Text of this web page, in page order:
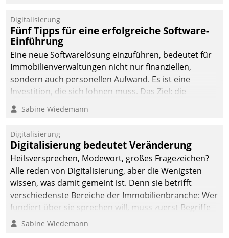
Digitalisierung
Fünf Tipps für eine erfolgreiche Software-
Einführung
Eine neue Softwarelösung einzuführen, bedeutet für
Immobilienverwaltungen nicht nur finanziellen,
sondern auch personellen Aufwand. Es ist eine
Investition, die sich lohnen muss. Das Ziel: die
nachhaltige Optimierung der Geschäftsabläufe. Damit
dieses Ziel erreicht wird, sollten einige Grundregeln
Sabine Wiedemann
Digitalisierung
Digitalisierung bedeutet Veränderung
Heilsversprechen, Modewort, großes Fragezeichen?
Alle reden von Digitalisierung, aber die Wenigsten
wissen, was damit gemeint ist. Denn sie betrifft
verschiedenste Bereiche der Immobilienbranche: Wer
fundiert über sie sprechen will, muss zuerst Begriffe
klären. Ein Aspekt ist die betriebliche Optimierung:
Sabine Wiedemann